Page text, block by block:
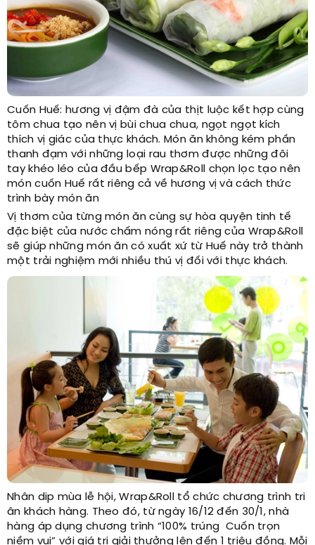
Cuốn Huế: hương vị đậm đà của thịt luộc kết hợp cùng
tôm chua tạo nên vị bùi chua chua, ngọt ngọt kích
thích vị giác của thực khách. Món ăn không kém phần
thanh đạm với những loại rau thơm được những đôi
tay khéo léo của đầu bếp Wrap&Roll chọn lọc tạo nên
món cuốn Huế rất riêng cả về hương vị và cách thức
trình bày món ăn
Vị thơm của từng món ăn cùng sự hòa quyện tinh tế
đặc biệt của nước chấm nóng rất riêng của Wrap&Roll
sẽ giúp những món ăn có xuất xứ từ Huế này trở thành
một trải nghiệm mới nhiều thú vị đối với thực khách.
Nhân dip mùa lễ hội, Wrap&Roll tổ chức chương trình tri
ân khách hàng. Theo đó, từ ngày 16/12 đến 30/1, nhà
hàng áp dụng chương trình “100% trúng Cuốn trọn
niềm vui” với giá trị giải thưởng lên đến 1 triệu đồng. Mỗi